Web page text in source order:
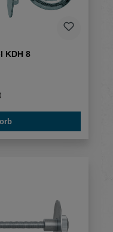
KDH 8